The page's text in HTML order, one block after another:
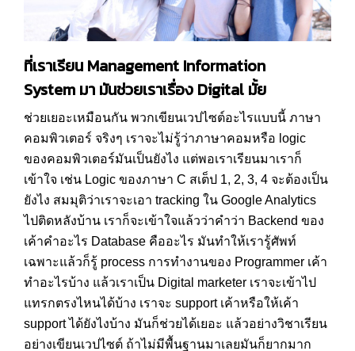
ที่เราเรียน Management Information
System มา มันช่วยเราเรื่อง Digital มั้ย
ช่วยเยอะเหมือนกัน พวกเขียนเวปไซต์อะไรแบบนี้ ภาษา
คอมพิวเตอร์ จริงๆ เราจะไม่รู้ว่าภาษาคอมหรือ logic
ของคอมพิวเตอร์มันเป็นยังไง แต่พอเราเรียนมาเราก็
เข้าใจ เช่น Logic ของภาษา C สเต็ป 1, 2, 3, 4 จะต้องเป็น
ยังไง สมมุติว่าเราจะเอา tracking ใน Google Analytics
ไปติดหลังบ้าน เราก็จะเข้าใจแล้วว่าคำว่า Backend ของ
เค้าคำอะไร Database คืออะไร มันทำให้เรารู้ศัพท์
เฉพาะแล้วก็รู้ process การทำงานของ Programmer เค้า
ทำอะไรบ้าง แล้วเราเป็น Digital marketer เราจะเข้าไป
แทรกตรงไหนได้บ้าง เราจะ support เค้าหรือให้เค้า
support ได้ยังไงบ้าง มันก็ช่วยได้เยอะ แล้วอย่างวิชาเรียน
อย่างเขียนเวปไซต์ ถ้าไม่มีพื้นฐานมาเลยมันก็ยากมาก